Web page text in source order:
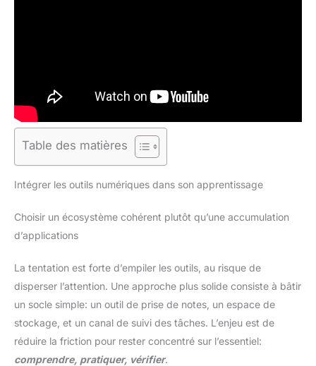
Table des matières
Intégrer les outils numériques dans son apprentissage
Choisir un écosystème cohérent plutôt qu’une accumulation
d’applications
La tentation est forte d’empiler les outils, au risque de
disperser l’attention. Une approche plus solide consiste à bâtir
un socle simple: un outil de prise de notes, un espace de
stockage, et un canal de suivi des tâches. L’enjeu est de
réduire la friction pour rester concentré sur l’essentiel:
comprendre, pratiquer, vérifier.